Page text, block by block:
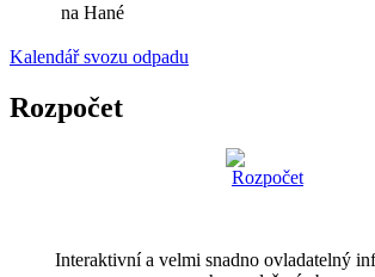
na Hané
Kalendář svozu odpadu
Rozpočet
Interaktivní a velmi snadno ovladatelný